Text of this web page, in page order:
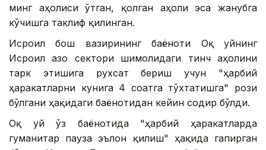
минг аҳолиси ўтган, қолган аҳоли эса жанубга
кўчишга таклиф қилинган.
Исроил бош вазирининг баёноти Оқ уйнинг
Исроил Ғазо сектори шимолидаги тинч аҳолини
тарк этишига рухсат бериш учун "ҳарбий
ҳаракатларни кунига 4 соатга тўхтатишга" рози
бўлгани ҳақидаги баёнотидан кейин содир бўлди.
Оқ уй ўз баёнотида "ҳарбий ҳаракатларда
гуманитар пауза эълон қилиш" ҳақида гапирган